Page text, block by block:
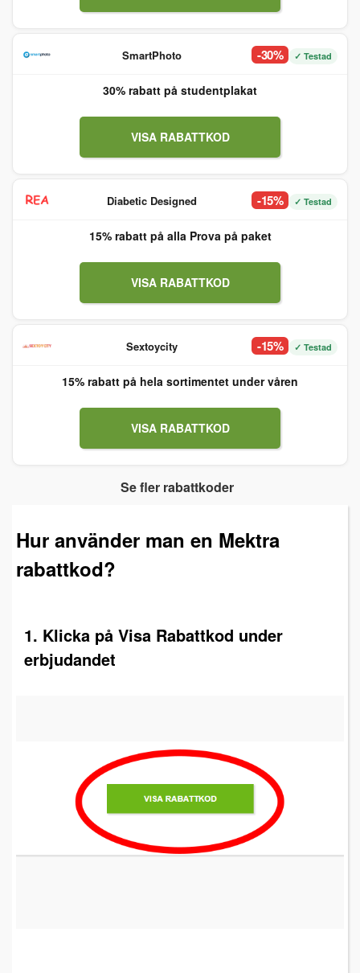
SmartPhoto -30% ✓ Testad
30% rabatt på studentplakat
VISA RABATTKOD
Diabetic Designed -15% ✓ Testad
15% rabatt på alla Prova på paket
VISA RABATTKOD
Sextoycity -15% ✓ Testad
15% rabatt på hela sortimentet under våren
VISA RABATTKOD
Se fler rabattkoder
Hur använder man en Mektra
rabattkod?
1. Klicka på Visa Rabattkod under
erbjudandet